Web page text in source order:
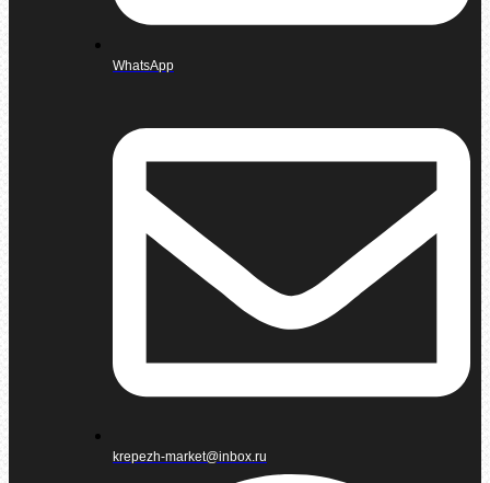
WhatsApp
krepezh-market@inbox.ru